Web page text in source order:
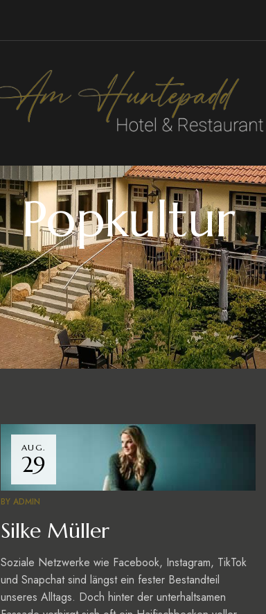
Popkultur
AUG.
29
BY ADMIN
Silke Müller
Soziale Netzwerke wie Facebook, Instagram, TikTok
und Snapchat sind längst ein fester Bestandteil
unseres Alltags. Doch hinter der unterhaltsamen